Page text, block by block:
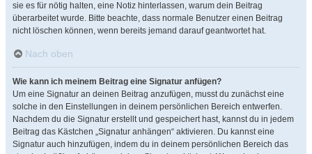
sie es für nötig halten, eine Notiz hinterlassen, warum dein Beitrag
überarbeitet wurde. Bitte beachte, dass normale Benutzer einen Beitrag
nicht löschen können, wenn bereits jemand darauf geantwortet hat.
Nach oben
Wie kann ich meinem Beitrag eine Signatur anfügen?
Um eine Signatur an deinen Beitrag anzufügen, musst du zunächst eine
solche in den Einstellungen in deinem persönlichen Bereich entwerfen.
Nachdem du die Signatur erstellt und gespeichert hast, kannst du in jedem
Beitrag das Kästchen „Signatur anhängen“ aktivieren. Du kannst eine
Signatur auch hinzufügen, indem du in deinem persönlichen Bereich das